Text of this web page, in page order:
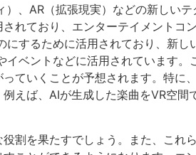
、AR（拡張現実）などの新しい
れており、エンターテイメントコ
するために活用されており、新し
ベントなどに活用されています
ていくことが予想されます。特に
えば、AIが生成した楽曲をVR空間
割を果たすでしょう。また、これ